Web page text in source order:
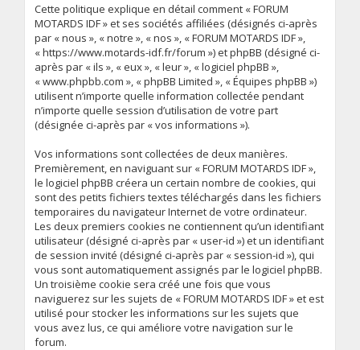
Cette politique explique en détail comment « FORUM
MOTARDS IDF » et ses sociétés affiliées (désignés ci-après
par « nous », « notre », « nos », « FORUM MOTARDS IDF »,
« https://www.motards-idf.fr/forum ») et phpBB (désigné ci-
après par « ils », « eux », « leur », « logiciel phpBB »,
« www.phpbb.com », « phpBB Limited », « Équipes phpBB »)
utilisent n’importe quelle information collectée pendant
n’importe quelle session d’utilisation de votre part
(désignée ci-après par « vos informations »).
Vos informations sont collectées de deux manières.
Premièrement, en naviguant sur « FORUM MOTARDS IDF »,
le logiciel phpBB créera un certain nombre de cookies, qui
sont des petits fichiers textes téléchargés dans les fichiers
temporaires du navigateur Internet de votre ordinateur.
Les deux premiers cookies ne contiennent qu’un identifiant
utilisateur (désigné ci-après par « user-id ») et un identifiant
de session invité (désigné ci-après par « session-id »), qui
vous sont automatiquement assignés par le logiciel phpBB.
Un troisième cookie sera créé une fois que vous
naviguerez sur les sujets de « FORUM MOTARDS IDF » et est
utilisé pour stocker les informations sur les sujets que
vous avez lus, ce qui améliore votre navigation sur le
forum.